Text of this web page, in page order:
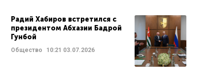
Радий Хабиров встретился с
президентом Абхазии Бадрой
Гунбой
Общество 10:21 03.07.2026